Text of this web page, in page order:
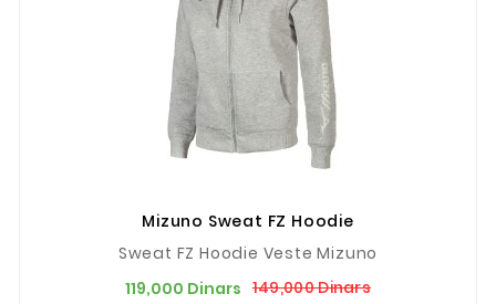
Mizuno Sweat FZ Hoodie
Sweat FZ Hoodie Veste Mizuno
119,000 Dinars 149,000 DinarsPrix
Prix